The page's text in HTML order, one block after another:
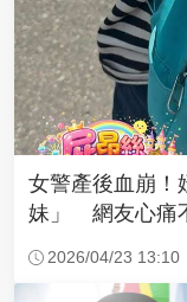
女警產後血崩！
妹」 網友心痛
2026/04/23 13:10